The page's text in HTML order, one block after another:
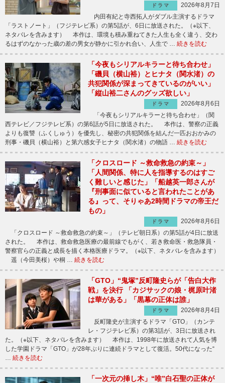
ドラマ
2026年8月7日
内田有紀と寺西拓人がダブル主演するドラマ
「ラストノート」（フジテレビ系）の第5話が、6日に放送された。（※以下、
ネタバレを含みます） 本作は、環境も積み重ねてきた人生も全く違う、交わ
るはずのなかった歳の差の男女が静かに引かれ合い、人生で … 続きを読む
「今夜もシリアルキラーと待ち合わせ」
「磯貝（横山裕）とヒナタ（関水渚）の
共犯関係が深まってきているのがいい」
「縦山裕二さんのグッズ欲しい」
ドラマ
2026年8月6日
「今夜もシリアルキラーと待ち合わせ」（関
西テレビ／フジテレビ系）の第6話が5日に放送された。 本作は、警察の正義
よりも復讐（ふくしゅう）を優先し、秘密の共犯関係を結んだ一匹おおかみの
刑事・磯貝（横山裕）と第六感女子ヒナタ（関水渚）の物語 … 続きを読む
「クロスロード ～救命救急の約束～」
「人間関係、特に人を指導するのはすご
く難しいと感じた」「船越英一郎さんが
『刑事面に似ていると言われたことがあ
る』って、そりゃあ2時間ドラマの帝王だ
もの」
ドラマ
2026年8月6日
「クロスロード ～救命救急の約束～」（テレビ朝日系）の第5話が4日に放送
された。 本作は、救命救急医療の最前線でもがく、若き救命医・救急隊員・
警察官らの正義と成長を描く本格医療ドラマ。（※以下、ネタバレを含みます）
遥（今田美桜）や桐 … 続きを読む
「GTO」“鬼塚”反町隆史らが「告白大作
戦」を決行 「カジサックの娘・梶原叶渚
は華がある」「黒幕の正体は誰」
ドラマ
2026年8月4日
反町隆史が主演するドラマ「GTO」（カンテ
レ・フジテレビ系）の第3話が、3日に放送され
た。（※以下、ネタバレを含みます） 本作は、1998年に放送されて人気を博
した学園ドラマ「GTO」が28年ぶりに連続ドラマとして復活。50代になった“
… 続きを読む
「一次元の挿し木」“唯”白石聖の正体が